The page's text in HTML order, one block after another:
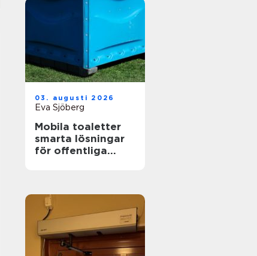
03. augusti 2026
Eva Sjöberg
Mobila toaletter
smarta lösningar
för offentliga